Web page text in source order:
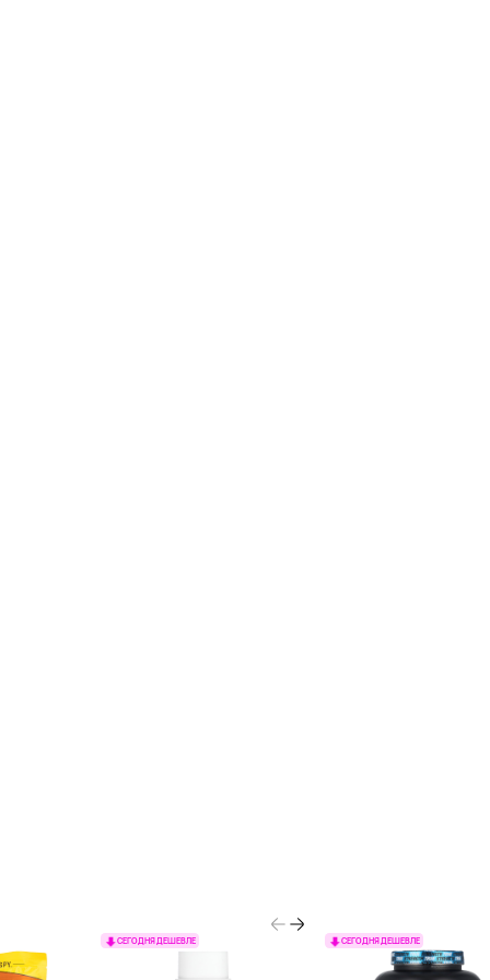
СЕГОДНЯ ДЕШЕВЛЕ СЕГОДНЯ ДЕШЕВЛЕ